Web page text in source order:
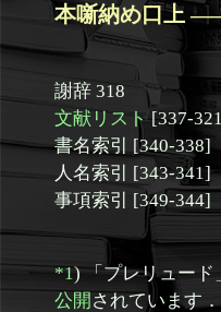
本噺納め口上
謝辞 318
文献リスト[337-
書名索引 [340-338]
人名索引 [343-341]
事項索引 [349-344]
*1) 「プレリュード
公開 されています．